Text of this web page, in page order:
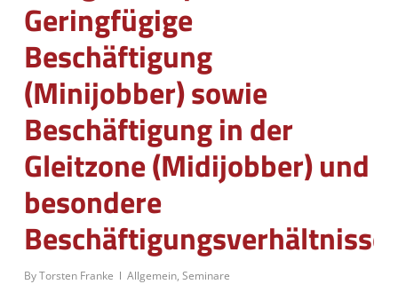
Geringfügige
Beschäftigung
(Minijobber) sowie
Beschäftigung in der
Gleitzone (Midijobber) und
besondere
Beschäftigungsverhältnisse
ByTorsten Franke Allgemein, Seminare